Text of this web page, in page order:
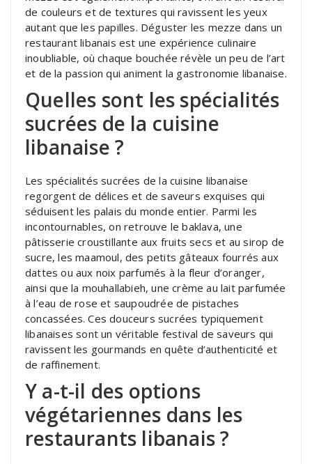
de couleurs et de textures qui ravissent les yeux
autant que les papilles. Déguster les mezze dans un
restaurant libanais est une expérience culinaire
inoubliable, où chaque bouchée révèle un peu de l’art
et de la passion qui animent la gastronomie libanaise.
Quelles sont les spécialités
sucrées de la cuisine
libanaise ?
Les spécialités sucrées de la cuisine libanaise
regorgent de délices et de saveurs exquises qui
séduisent les palais du monde entier. Parmi les
incontournables, on retrouve le baklava, une
pâtisserie croustillante aux fruits secs et au sirop de
sucre, les maamoul, des petits gâteaux fourrés aux
dattes ou aux noix parfumés à la fleur d’oranger,
ainsi que la mouhallabieh, une crème au lait parfumée
à l’eau de rose et saupoudrée de pistaches
concassées. Ces douceurs sucrées typiquement
libanaises sont un véritable festival de saveurs qui
ravissent les gourmands en quête d’authenticité et
de raffinement.
Y a-t-il des options
végétariennes dans les
restaurants libanais ?